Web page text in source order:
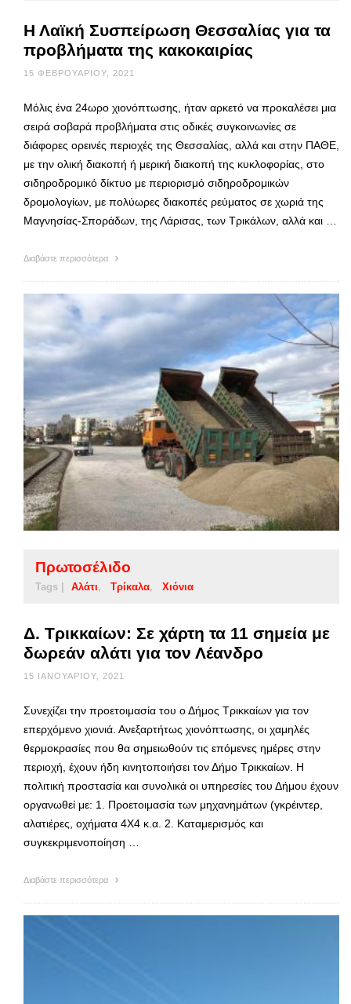
Η Λαϊκή Συσπείρωση Θεσσαλίας για τα
προβλήματα της κακοκαιρίας
15 ΦΕΒΡΟΥΑΡΊΟΥ, 2021
Μόλις ένα 24ωρο χιονόπτωσης, ήταν αρκετό να προκαλέσει μια
σειρά σοβαρά προβλήματα στις οδικές συγκοινωνίες σε
διάφορες ορεινές περιοχές της Θεσσαλίας, αλλά και στην ΠΑΘΕ,
με την ολική διακοπή ή μερική διακοπή της κυκλοφορίας, στο
σιδηροδρομικό δίκτυο με περιορισμό σιδηροδρομικών
δρομολογίων, με πολύωρες διακοπές ρεύματος σε χωριά της
Μαγνησίας-Σποράδων, της Λάρισας, των Τρικάλων, αλλά και …
Διαβάστε περισσότερα
Πρωτοσέλιδο
Tags | Αλάτι Τρίκαλα Χιόνια
Δ. Τρικκαίων: Σε χάρτη τα 11 σημεία με
δωρεάν αλάτι για τον Λέανδρο
15 ΙΑΝΟΥΑΡΊΟΥ, 2021
Συνεχίζει την προετοιμασία του ο Δήμος Τρικκαίων για τον
επερχόμενο χιονιά. Ανεξαρτήτως χιονόπτωσης, οι χαμηλές
θερμοκρασίες που θα σημειωθούν τις επόμενες ημέρες στην
περιοχή, έχουν ήδη κινητοποιήσει τον Δήμο Τρικκαίων. Η
πολιτική προστασία και συνολικά οι υπηρεσίες του Δήμου έχουν
οργανωθεί με: 1. Προετοιμασία των μηχανημάτων (γκρέιντερ,
αλατιέρες, οχήματα 4Χ4 κ.α. 2. Καταμερισμός και
συγκεκριμενοποίηση …
Διαβάστε περισσότερα